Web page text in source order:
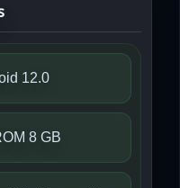
12.0
8 GB